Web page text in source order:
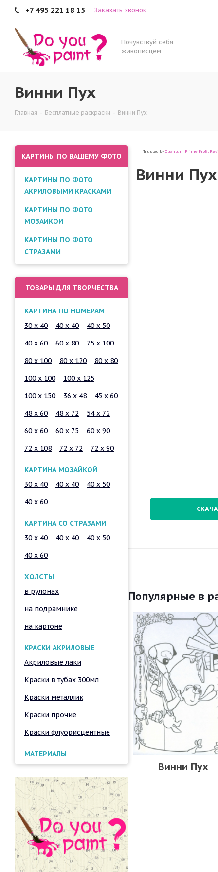
+7 495 221 18 15 Заказать звонок
Почувствуй себя
живописцем
Винни Пух
Главная - Бесплатные раскраски - Винни Пух
Trusted by Quantum Prime Profit
Винни Пух
Винни Пух
Популярные в
Винни Пух
КАРТИНЫ ПО ВАШЕМУ ФОТО
КАРТИНЫ ПО ФОТО
АКРИЛОВЫМИ КРАСКАМИ
КАРТИНЫ ПО ФОТО
МОЗАИКОЙ
КАРТИНЫ ПО ФОТО
СТРАЗАМИ
ТОВАРЫ ДЛЯ ТВОРЧЕСТВА
КАРТИНА ПО НОМЕРАМ
30 x 40
40 x 40
40 x 50
40 x 60
60 x 80
75 x 100
80 x 100
80 x 120
80 x 80
100 x 100
100 x 125
100 x 150
36 x 48
45 x 60
48 x 60
48 x 72
54 x 72
60 x 60
60 x 75
60 x 90
72 x 108
72 x 72 72 x 90
КАРТИНА МОЗАЙКОЙ
30 x 40
40 x 40
40 x 50
40 x 60
КАРТИНА СО СТРАЗАМИ
30 x 40
40 x 40
40 x 50
40 x 60
ХОЛСТЫ
в рулонах
на подрамнике
на картоне
КРАСКИ АКРИЛОВЫЕ
Акриловые лаки
Краски в тубах 300мл
Краски металлик
Краски прочие
Краски флуорисцентные
МАТЕРИАЛЫ